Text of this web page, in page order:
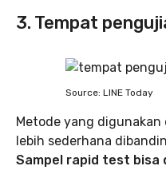
3. Tempat
Source: LINE Today
Metode yang digunakan
lebih sederhana
Sampel rapid test bisa